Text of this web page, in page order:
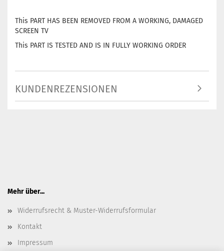
This PART HAS BEEN REMOVED FROM A WORKING, DAMAGED
SCREEN TV
This PART IS TESTED AND IS IN FULLY WORKING ORDER
KUNDENREZENSIONEN
Mehr über...
Widerrufsrecht & Muster-Widerrufsformular
Kontakt
Impressum